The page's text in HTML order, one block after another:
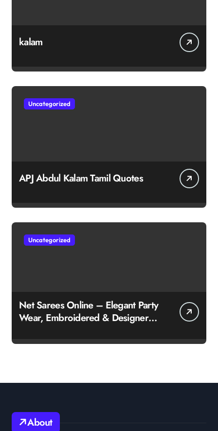
kalam
Uncategorized
APJ Abdul Kalam Tamil Quotes
Uncategorized
Net Sarees Online – Elegant Party
Wear, Embroidered & Designer
About